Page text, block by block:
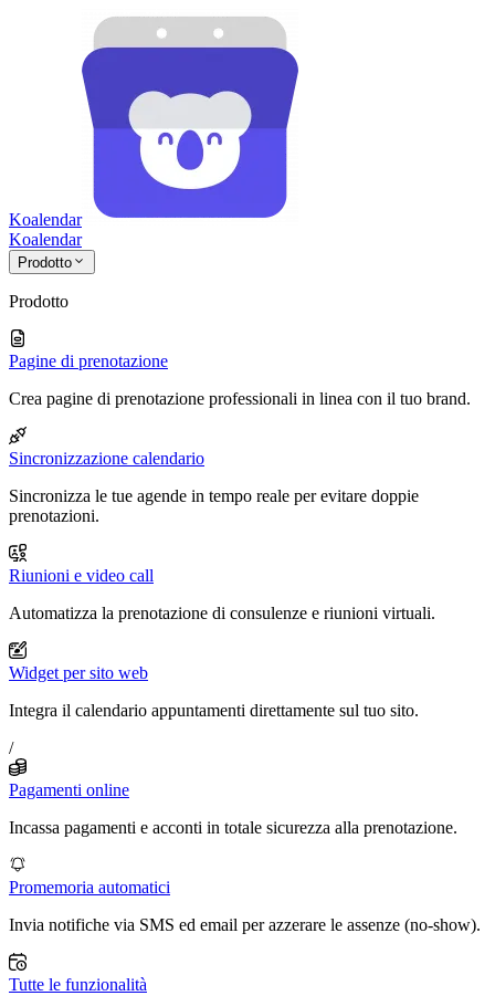
Koalendar
Koalendar
Prodotto
Prodotto
Pagine di prenotazione
Crea pagine di prenotazione professionali in linea con il tuo brand.
Sincronizzazione calendario
Sincronizza le tue agende in tempo reale per evitare doppie
prenotazioni.
Riunioni e video call
Automatizza la prenotazione di consulenze e riunioni virtuali.
Widget per sito web
Integra il calendario appuntamenti direttamente sul tuo sito.
/
Pagamenti online
Incassa pagamenti e acconti in totale sicurezza alla prenotazione.
Promemoria automatici
Invia notifiche via SMS ed email per azzerare le assenze (no-show).
Tutte le funzionalità